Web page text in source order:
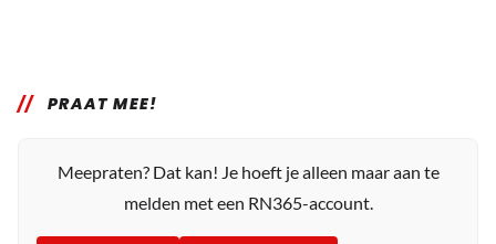
PRAAT MEE!
Meepraten? Dat kan! Je hoeft je alleen maar aan te
melden met een RN365-account.